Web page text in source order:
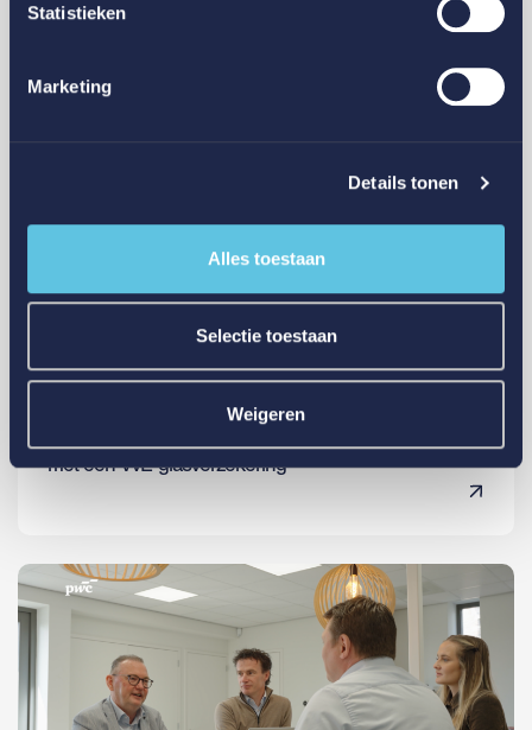
Statistieken
Marketing
Details tonen
Alles toestaan
Selectie toestaan
Weigeren
Minder gedoe bij glasschade? Kies voor zekerheid
met een VvE-glasverzekering